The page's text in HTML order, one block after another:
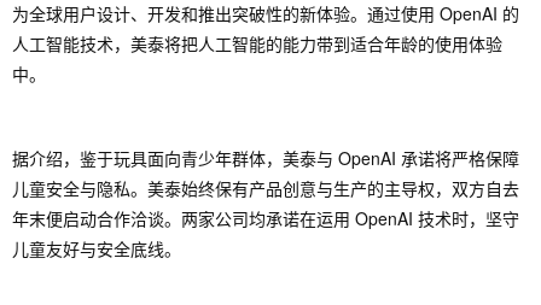
为全球用户设计、开发和推出突破性的新体验。通过使用 OpenAI 的
人工智能技术，美泰将把人工智能的能力带到适合年龄的使用体验
中。
据介绍，鉴于玩具面向青少年群体，美泰与 OpenAI 承诺将严格保障
儿童安全与隐私。美泰始终保有产品创意与生产的主导权，双方自去
年末便启动合作洽谈。两家公司均承诺在运用 OpenAI 技术时，坚守
儿童友好与安全底线。